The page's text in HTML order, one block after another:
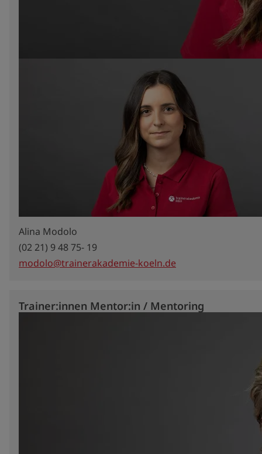
Alina Modolo
(02 21) 9 48 75- 19
modolo@trainerakademie-koeln.de
Trainer:innen Mentor:in / Mentoring